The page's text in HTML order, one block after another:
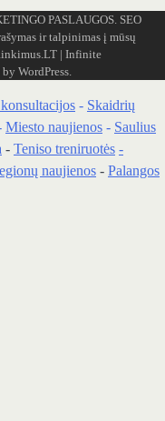
PASLAUGOS. SEO
ir talpinimas į mūsų
| Infinite
by WordPress.
- Skaidrių
Miesto naujienos - Saulius
- Teniso treniruotės -
naujienos - Palangos